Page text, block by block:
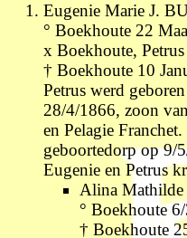
Eugenie Marie J.
° Boekhoute 22
x Boekhoute,
† Boekhoute 10
Petrus werd
28/4/1866, zoon
en Pelagie
geboortedorp op 9/
Eugenie en Petrus
Alina
° Boekhoute
† Boekhoute